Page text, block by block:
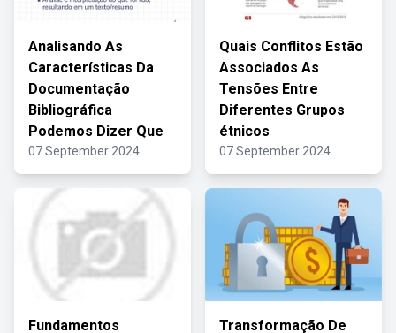
Analisando As
Características Da
Documentação
Bibliográfica
Podemos Dizer Que
07 September 2024
Quais Conflitos Estão
Associados As
Tensões Entre
Diferentes Grupos
étnicos
07 September 2024
Fundamentos Transformação De